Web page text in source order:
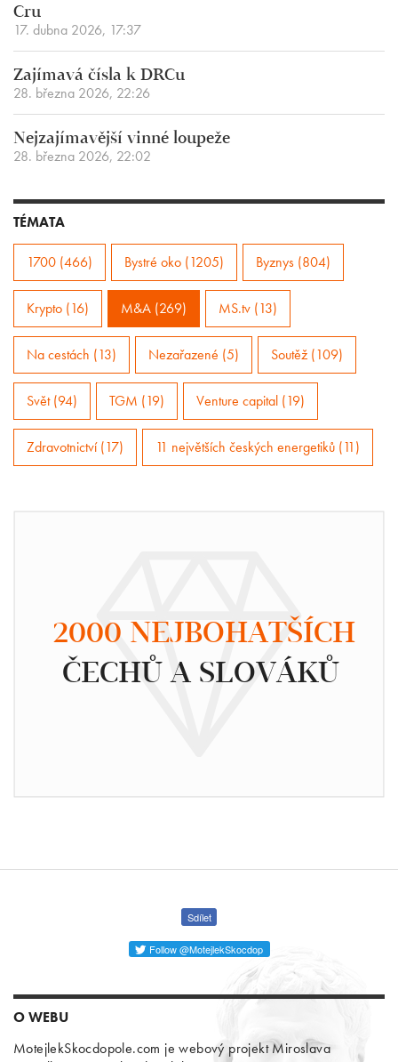
Cru
17. dubna 2026, 17:37
Zajímavá čísla k DRCu
28. března 2026, 22:26
Nejzajímavější vinné loupeže
28. března 2026, 22:02
TÉMATA
1700 (466) Bystré oko (1205) Byznys (804)
Krypto (16) M&A (269) MS.tv (13)
Na cestách (13) Nezařazené (5) Soutěž (109)
Svět (94) TGM (19) Venture capital (19)
Zdravotnictví (17) 11 největších českých energetiků (11)
2000 NEJBOHATŠÍCH
ČECHŮ A SLOVÁKŮ
Sdílet
Follow @MotejlekSkocdop
O WEBU
MotejlekSkocdopole.com je webový projekt Miroslava